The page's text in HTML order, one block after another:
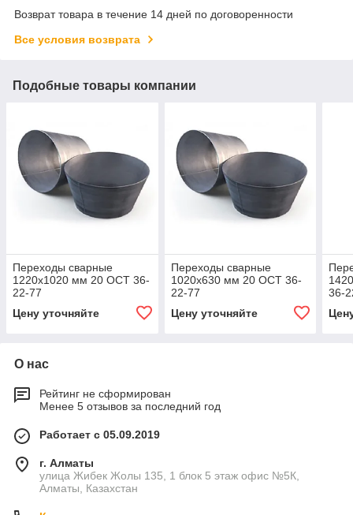
Возврат товара в течение 14 дней по договоренности
Все условия возврата
Подобные товары компании
Переходы сварные
1220x1020 мм 20 ОСТ 36-
22-77
Цену уточняйте
Переходы сварные
1020x630 мм 20 ОСТ 36-
22-77
Цену уточняйте
36-
О нас
Рейтинг не сформирован
Менее 5 отзывов за последний год
Работает с 05.09.2019
г. Алматы
улица Жибек Жолы 135, 1 блок 5 этаж офис №5К,
Алматы, Казахстан